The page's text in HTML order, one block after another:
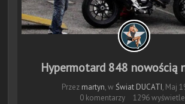
Hypermotard 848 nowością
Przez martyn, w Świat DUCATI, Maj
0 komentarzy
1296